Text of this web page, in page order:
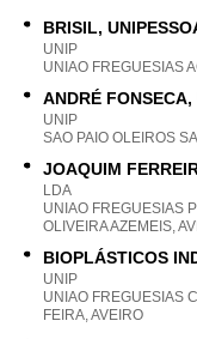
BRISIL,
UNIP
UNIAO FREGUESIAS
ANDRÉ
UNIP
SAO PAIO OLEIROS
JOAQUIM
LDA
UNIAO FREGUESIAS
OLIVEIRA AZEMEIS,
BIOPLÁSTICOS
UNIP
UNIAO FREGUESIAS
FEIRA, AVEIRO